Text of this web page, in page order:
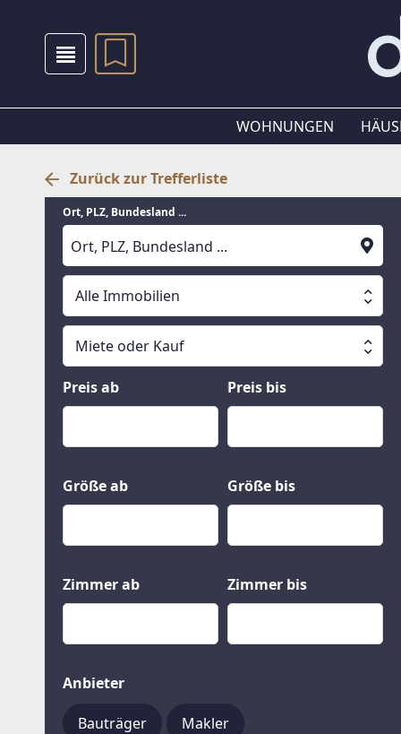
WOHNUNGEN
Zurück zur Trefferliste
Ort, PLZ, Bundesland ...
Suche läuft
Alle Immobilien
Alle Immobilien
Häuser
Grund und Boden
Miete oder Kauf
Miete oder Kauf
Kauf
Preis ab Preis bis
Größe ab Größe bis
Zimmer ab Zimmer bis
Anbieter
Bauträger Makler